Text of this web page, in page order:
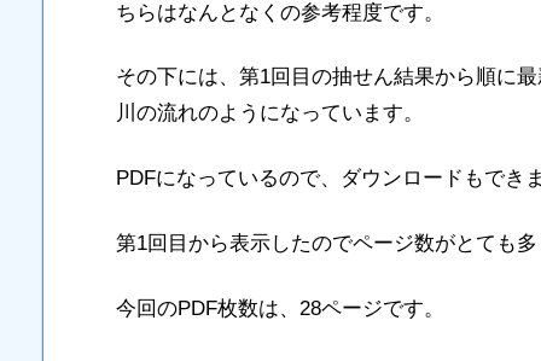
ちらはなんとなくの参考程度です。
その下には、第1回目の抽せん結果から順に
川の流れのようになっています。
PDFになっているので、ダウンロードもでき
第1回目から表示したのでページ数がとても
今回のPDF枚数は、28ページです。